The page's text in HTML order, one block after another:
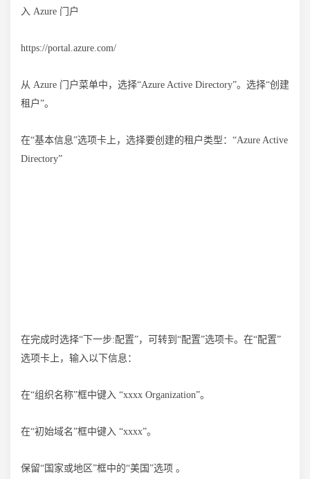
入 Azure 门户
https://portal.azure.com/
从 Azure 门户菜单中，选择“Azure Active Directory”。选择“创建
租户”。
在“基本信息”选项卡上，选择要创建的租户类型：“Azure Active
Directory”
在完成时选择“下一步:配置”，可转到“配置”选项卡。在“配置”
选项卡上，输入以下信息：
在“组织名称”框中键入 “xxxx Organization”。
在“初始域名”框中键入 “xxxx”。
保留“国家或地区”框中的“美国”选项 。